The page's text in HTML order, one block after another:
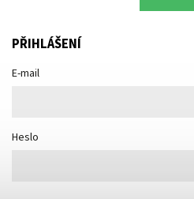
PŘIHLÁŠENÍ
E-mail
Heslo